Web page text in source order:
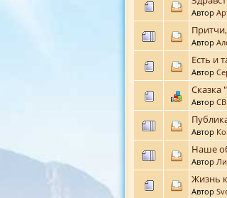
Автор
Автор
Есть и
Автор
Сказка
Автор
Автор
Наше
Автор
Жизнь
Автор